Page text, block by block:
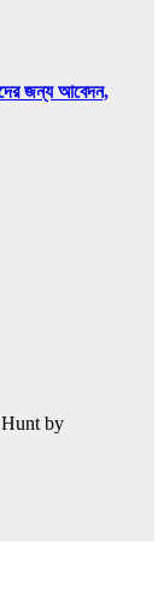
জন্য আবেদন,
by